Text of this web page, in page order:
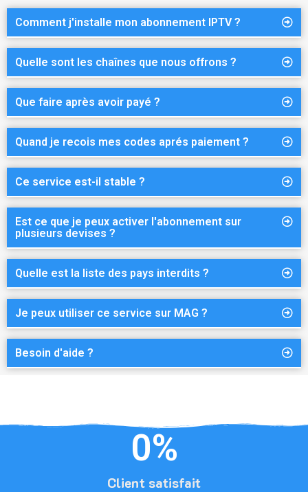
Comment j'installe mon abonnement IPTV ?
Quelle sont les chaînes que nous offrons ?
Que faire après avoir payé ?
Quand je recois mes codes aprés paiement ?
Ce service est-il stable ?
Est ce que je peux activer l'abonnement sur
plusieurs devises ?
Quelle est la liste des pays interdits ?
Je peux utiliser ce service sur MAG ?
Besoin d'aide ?
Client satisfait
0%